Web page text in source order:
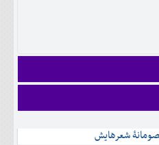
شعرهایش